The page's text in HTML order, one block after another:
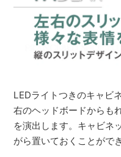
LEDライトつきのキャビ
右のヘッドボードからも
を演出します。キャビネ
がら置いておくことがで